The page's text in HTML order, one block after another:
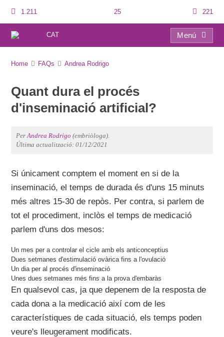
1.211 25 221
CAT
Menú
Home FAQs Andrea Rodrigo
Quant dura el procés
d'inseminació artificial?
PerAndrea Rodrigo (embriòloga).
Última actualització: 01/12/2021
Si únicament comptem el moment en si de la
inseminació, el temps de durada és d'uns 15 minuts
més altres 15-30 de repòs. Per contra, si parlem de
tot el procediment, inclòs el temps de medicació
parlem d'uns dos mesos:
Un mes per a controlar el cicle amb els anticonceptius
Dues setmanes d'estimulació ovàrica fins a l'ovulació
Un dia per al procés d'inseminació
Unes dues setmanes més fins a la prova d'embaràs
En qualsevol cas, ja que depenem de la resposta de
cada dona a la medicació així com de les
característiques de cada situació, els temps poden
veure's lleugerament modificats.